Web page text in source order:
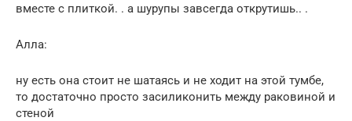
вместе с плиткой. . а шурупы завсегда открутишь.. .
Алла:
ну есть она стоит не шатаясь и не ходит на этой тумбе,
то достаточно просто засиликонить между раковиной и
стеной